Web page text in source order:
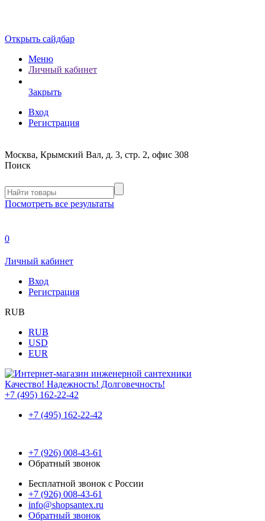
Открыть сайдбар
Меню
Личный кабинет
Закрыть
Вход
Регистрация
Москва, Крымский Вал, д. 3, стр. 2, офис 308
Поиск
Посмотреть все результаты
0
Личный кабинет
Вход
Регистрация
RUB
RUB
USD
EUR
Качество! Надежность! Долговечность!
+7 (495) 162-22-42
+7 (495) 162-22-42
+7 (926) 008-43-61
Обратный звонок
Бесплатной звонок с России
+7 (926) 008-43-61
info@shopsantex.ru
Обратный звонок